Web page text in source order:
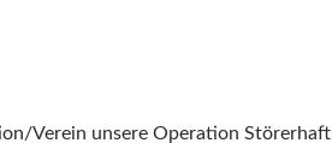
Verein unsere Operation